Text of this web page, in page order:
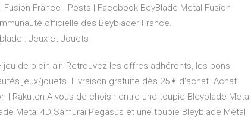
France - Posts | Facebook BeyBlade Metal Fusion
officielle des Beyblader France.
: Jeux et Jouets
de plein air. Retrouvez les offres adhérents, les bons
jeux/jouets. Livraison gratuite dès 25 € d'achat. Achat
Rakuten A vous de choisir entre une toupie Bleyblade Metal
Metal 4D Samuraï Pegasus et une toupie Bleyblade Metal